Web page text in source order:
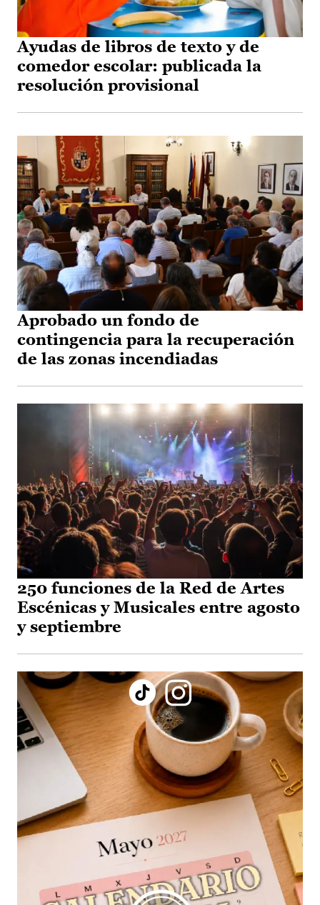
Ayudas de libros de texto y de
comedor escolar: publicada la
resolución provisional
Aprobado un fondo de
contingencia para la recuperación
de las zonas incendiadas
250 funciones de la Red de Artes
Escénicas y Musicales entre agosto
y septiembre